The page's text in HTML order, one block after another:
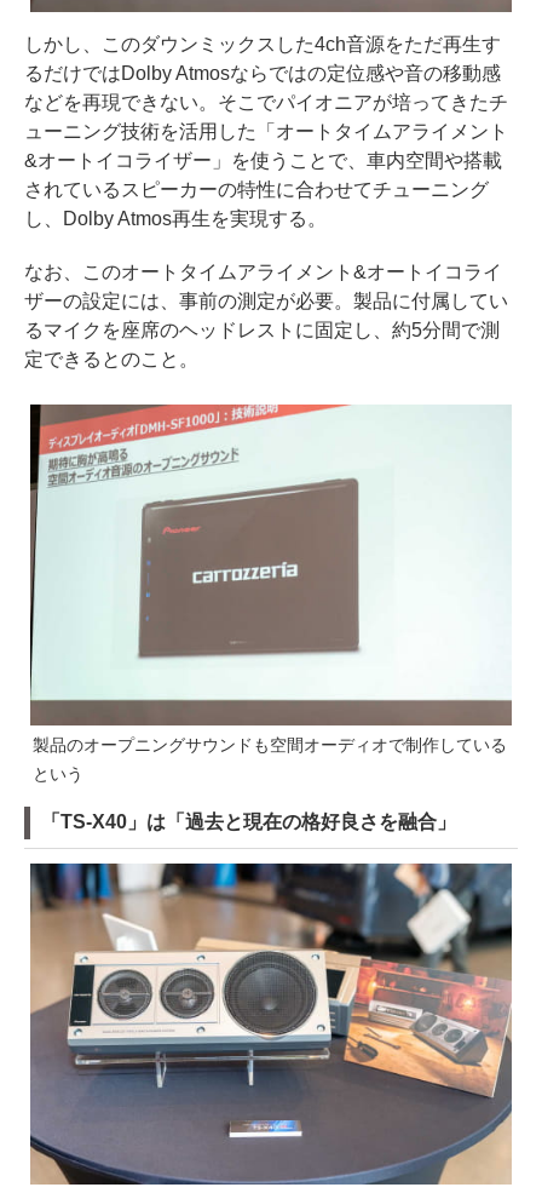
しかし、このダウンミックスした4ch音源をただ再生す
るだけではDolby Atmosならではの定位感や音の移動感
などを再現できない。そこでパイオニアが培ってきたチ
ューニング技術を活用した「オートタイムアライメント
&オートイコライザー」を使うことで、車内空間や搭載
されているスピーカーの特性に合わせてチューニング
し、Dolby Atmos再生を実現する。
なお、このオートタイムアライメント&オートイコライ
ザーの設定には、事前の測定が必要。製品に付属してい
るマイクを座席のヘッドレストに固定し、約5分間で測
定できるとのこと。
製品のオープニングサウンドも空間オーディオで制作している
という
「TS-X40」は「過去と現在の格好良さを融合」